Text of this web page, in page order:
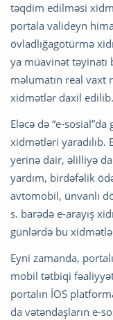
təqdim edilməsi
portala valideyn
övladlığagötürmə
ya müavinət təyinatı
məlumatın real vaxt
xidmətlər daxil edilib.
Eləcə də “e-
xidmətləri yaradılıb.
yerinə dair, əlilliyə
yardım, birdəfəlik
avtomobil, ünvanlı
s. barədə e-arayış
günlərdə bu
Eyni zamanda,
mobil tətbiqi
portalın İOS
da vətəndaşların e-